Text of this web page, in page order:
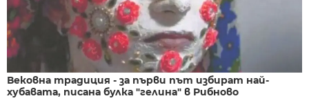
Вековна традиция - за първи път избират най-
хубавата, писана булка "гелина" в Рибново